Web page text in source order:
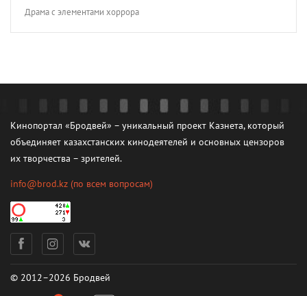
Драма с элементами хоррора
Кинопортал «Бродвей» – уникальный проект Казнета, который
объединяет казахстанских кинодеятелей и основных цензоров
их творчества – зрителей.
info@brod.kz (по всем вопросам)
© 2012–2026 Бродвей